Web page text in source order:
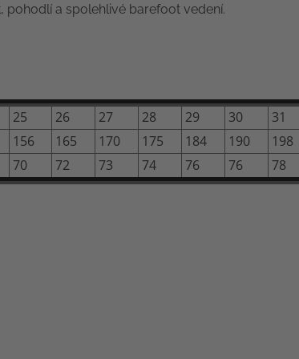
a spolehlivé barefoot vedení.
25 26 27 28 29 30 31
156 165 170 175 184 190 198
70 72 73 74 76 76 78